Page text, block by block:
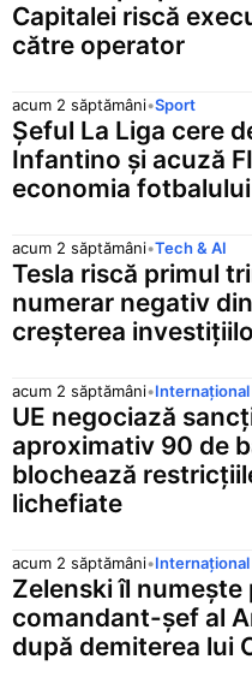
Capitalei riscă
către operator
acum 2 săptămâni•Sport
Șeful La Liga cere
Infantino și acuză
economia fotbalului
acum 2 săptămâni•Tech & AI
Tesla riscă primul
numerar negativ
creșterea
acum 2 săptămâni•Internațional
UE negociază
aproximativ 90 de
blochează
lichefiate
acum 2 săptămâni•Internațional
Zelenski îl
comandant-șef al
după demiterea lui